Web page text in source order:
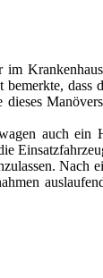
im
dass
auch ein
Nach